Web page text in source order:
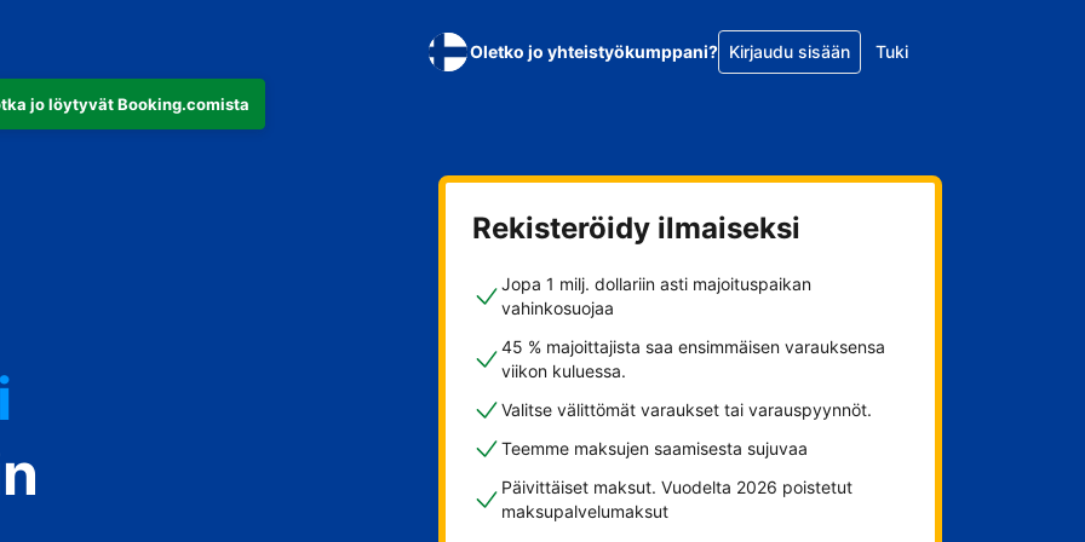
jo löytyvät Booking.comista
Oletko jo yhteistyökumppani? Kirjaudu sisään Tuki
Rekisteröidy ilmaiseksi
Jopa 1 milj. dollariin asti majoituspaikan
vahinkosuojaa
45 % majoittajista saa ensimmäisen varauksensa
viikon kuluessa.
Valitse välittömät varaukset tai varauspyynnöt.
Teemme maksujen saamisesta sujuvaa
Päivittäiset maksut. Vuodelta 2026 poistetut
maksupalvelumaksut